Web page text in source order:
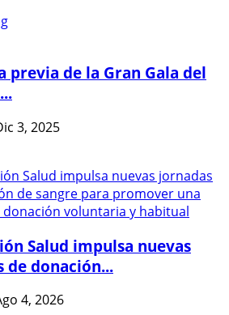
previa de la Gran Gala del
3, 2025
Salud impulsa nuevas
de donación...
4, 2026